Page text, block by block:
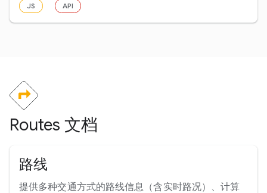
JS API
Routes 文档
路线
提供多种交通方式的路线信息（含实时路况）、计算